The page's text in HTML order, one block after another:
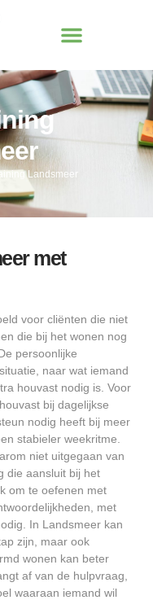
Landsmeer
met
voor cliënten die niet
die bij het wonen nog
persoonlijke
naar wat iemand
houvast nodig is. Voor
bij dagelijkse
nodig heeft bij meer
stabieler weekritme.
niet uitgegaan van
die aansluit bij het
om te oefenen met
met
In Landsmeer kan
zijn, maar ook
wonen kan beter
af van de hulpvraag,
waaraan iemand wil